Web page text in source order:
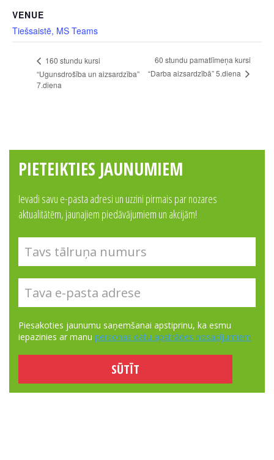
VENUE
Tiešsaistē, MS Teams
160 stundu kursi
“Ugunsdrošība un aizsardzība”
7.diena
60 stundu pamatlīmeņa kursi
“Darba aizsardzībā” 5.diena
PIETEIKTIES JAUNUMIEM
Ievadi savu e-pasta adresi un uzzini pirmais par nozares
aktualitātēm, jaunajiem piedāvājumiem un akcijām!
Piesakoties jaunumu saņemšanai apstiprinu, ka esmu
iepazinies ar manu personas datu apstrādes nosacījumiem